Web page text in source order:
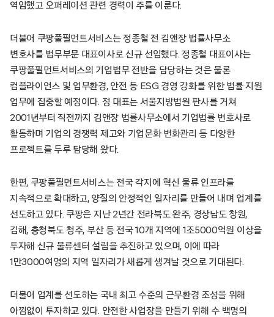
역임했고 오퍼레이션 관련 경력이 주를 이룬다.
더불어 쿠팡풀필먼트서비스는 정종철 전 김앤장 법률사무소
변호사를 법무부문 대표이사로 신규 선임했다. 정종철 대표이사는
쿠팡풀필먼트서비스의 기업법무 전반을 담당하는 것은 물론
컴플라이언스 및 업무환경, 안전 등 ESG 경영 강화를 위한 법률 지원
업무에 집중할 예정이다. 정 대표는 서울지방법원 판사를 거쳐
2001년부터 직전까지 김앤장 법률사무소에서 기업법률 변호사로
활동하며 기업의 경쟁력 제고와 기업문화 변화관리 등 다양한
프로젝트를 두루 담당해 왔다.
한편, 쿠팡풀필먼트서비스는 전국 각지에 혁신 물류 인프라를
지속적으로 확대하고, 양질의 안정적인 일자리를 만들어 내며 업계를
선도하고 있다. 쿠팡은 지난 2년간 전라북도 완주, 경상남도 창원,
김해, 충청북도 청주, 부산 등 전국 10개 지역에 1조5000억원 이상을
투자해 신규 물류센터 설립을 추진하고 있으며, 이에 따라
1만3000여명의 지역 일자리가 새롭게 생겨날 것으로 기대된다.
더불어 업계를 선도하는 국내 최고 수준의 근무환경 조성을 위해
아낌없이 투자하고 있다. 안전한 사업장을 만들기 위해 수 백명의